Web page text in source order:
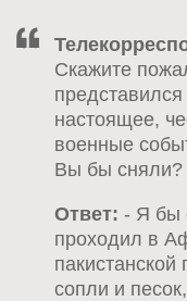
Скажите
настоящее,
военные
Вы бы сняли?
Ответ: - Я бы
проходил в
сопли и